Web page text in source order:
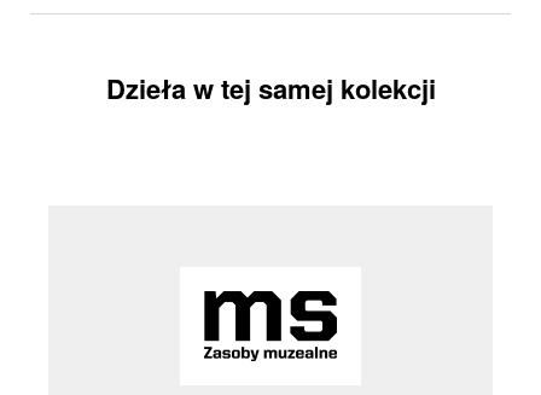
Dzieła w tej samej kolekcji